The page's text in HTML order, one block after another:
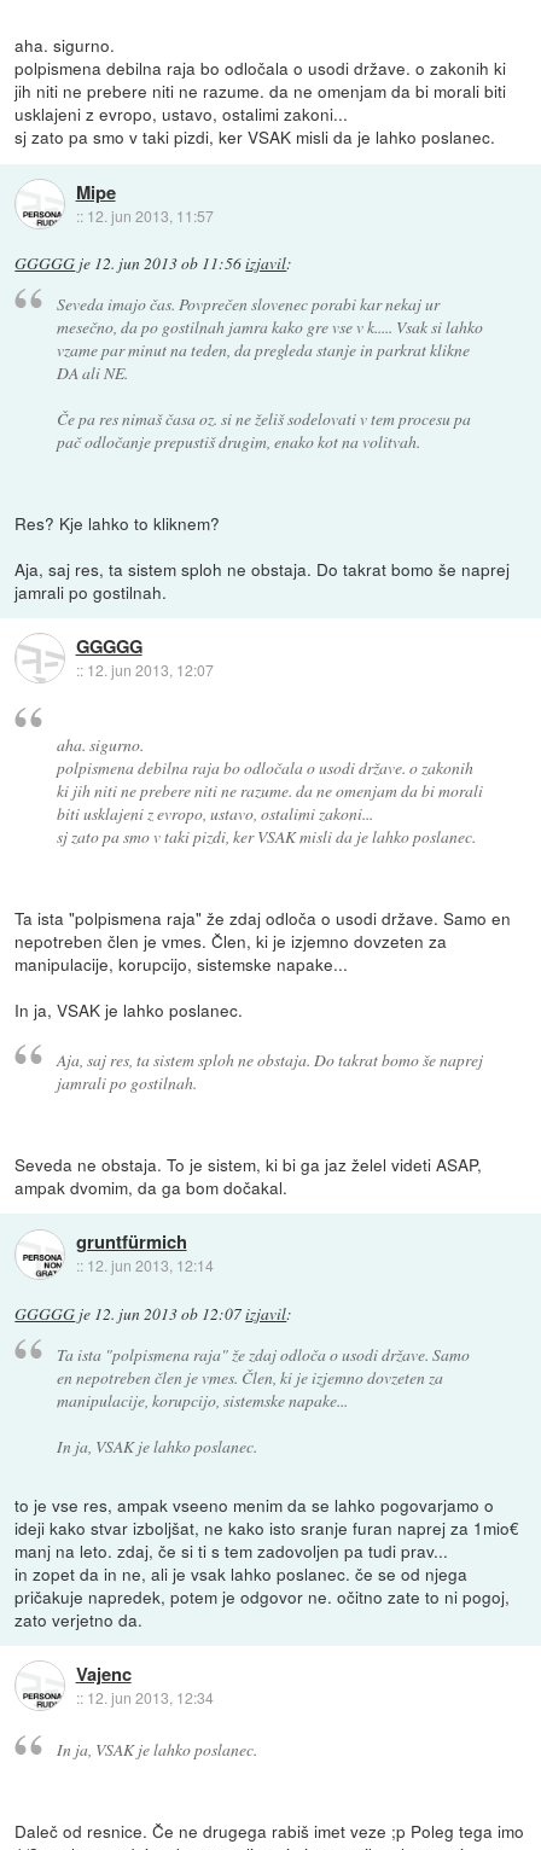
aha. sigurno.
polpismena debilna raja bo odločala o usodi države. o zakonih ki
jih niti ne prebere niti ne razume. da ne omenjam da bi morali biti
usklajeni z evropo, ustavo, ostalimi zakoni...
sj zato pa smo v taki pizdi, ker VSAK misli da je lahko poslanec.
Mipe
:: 12. jun 2013, 11:57
GGGGG je 12. jun 2013 ob 11:56izjavil:
Seveda imajo čas. Povprečen slovenec porabi kar nekaj ur
mesečno, da po gostilnah jamra kako gre vse v k..... Vsak si lahko
vzame par minut na teden, da pregleda stanje in parkrat klikne
DA ali NE.
Če pa res nimaš časa oz. si ne želiš sodelovati v tem procesu pa
pač odločanje prepustiš drugim, enako kot na volitvah.
Res? Kje lahko to kliknem?
Aja, saj res, ta sistem sploh ne obstaja. Do takrat bomo še naprej
jamrali po gostilnah.
GGGGG
:: 12. jun 2013, 12:07
aha. sigurno.
polpismena debilna raja bo odločala o usodi države. o zakonih
ki jih niti ne prebere niti ne razume. da ne omenjam da bi morali
biti usklajeni z evropo, ustavo, ostalimi zakoni...
sj zato pa smo v taki pizdi, ker VSAK misli da je lahko poslanec.
Ta ista "polpismena raja" že zdaj odloča o usodi države. Samo en
nepotreben člen je vmes. Člen, ki je izjemno dovzeten za
manipulacije, korupcijo, sistemske napake...
In ja, VSAK je lahko poslanec.
Aja, saj res, ta sistem sploh ne obstaja. Do takrat bomo še naprej
jamrali po gostilnah.
Seveda ne obstaja. To je sistem, ki bi ga jaz želel videti ASAP,
ampak dvomim, da ga bom dočakal.
gruntfürmich
:: 12. jun 2013, 12:14
GGGGG je 12. jun 2013 ob 12:07izjavil:
Ta ista "polpismena raja" že zdaj odloča o usodi države. Samo
en nepotreben člen je vmes. Člen, ki je izjemno dovzeten za
manipulacije, korupcijo, sistemske napake...
In ja, VSAK je lahko poslanec.
to je vse res, ampak vseeno menim da se lahko pogovarjamo o
ideji kako stvar izboljšat, ne kako isto sranje furan naprej za 1mio€
manj na leto. zdaj, če si ti s tem zadovoljen pa tudi prav...
in zopet da in ne, ali je vsak lahko poslanec. če se od njega
pričakuje napredek, potem je odgovor ne. očitno zate to ni pogoj,
zato verjetno da.
Vajenc
:: 12. jun 2013, 12:34
In ja, VSAK je lahko poslanec.
Daleč od resnice. Če ne drugega rabiš imet veze ;p Poleg tega imo